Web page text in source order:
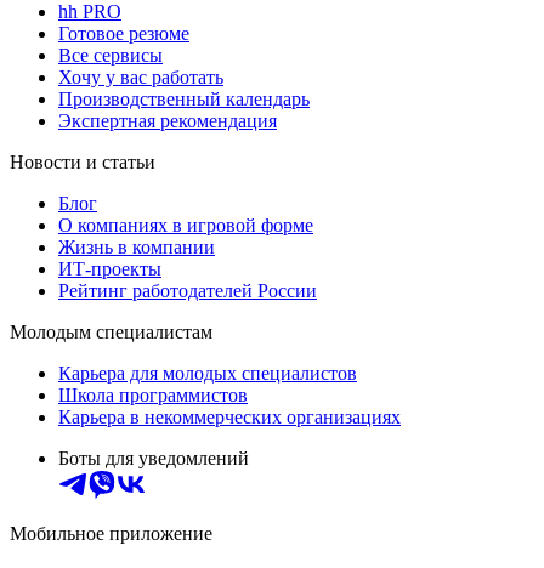
hh PRO
Готовое резюме
Все сервисы
Хочу у вас работать
Производственный календарь
Экспертная рекомендация
Новости и статьи
Блог
О компаниях в игровой форме
Жизнь в компании
ИТ-проекты
Рейтинг работодателей России
Молодым специалистам
Карьера для молодых специалистов
Школа программистов
Карьера в некоммерческих организациях
Боты для уведомлений
Мобильное приложение